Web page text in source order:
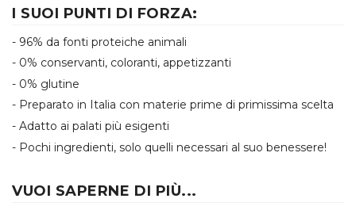
I SUOI PUNTI DI FORZA:
- 96% da fonti proteiche animali
- 0% conservanti, coloranti, appetizzanti
- 0% glutine
- Preparato in Italia con materie prime di primissima scelta
- Adatto ai palati più esigenti
- Pochi ingredienti, solo quelli necessari al suo benessere!
VUOI SAPERNE DI PIÙ...